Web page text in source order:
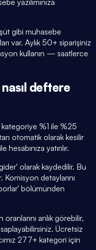
yazılımınıza
gibi muhasebe
var. Aylık 50+ siparişiniz
kullanın — saatlerce
deftere
%1 ile %25
otomatik olarak kesilir
yatırılır.
olarak kaydedilir. Bu
detaylarını
bölümünden
anlık görebilir,
Ücretsiz
277+ kategori için